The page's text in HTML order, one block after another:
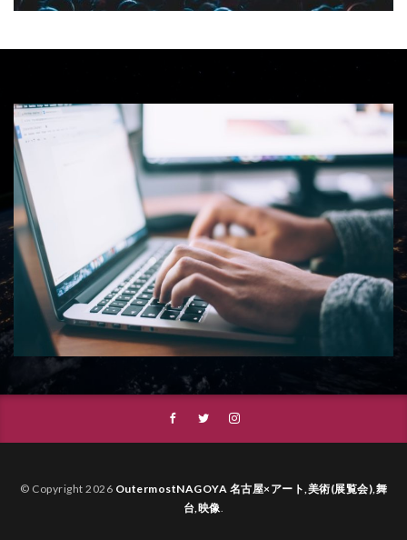
© Copyright 2026 OutermostNAGOYA 名古屋×アート,美術(展覧会),舞
台,映像.